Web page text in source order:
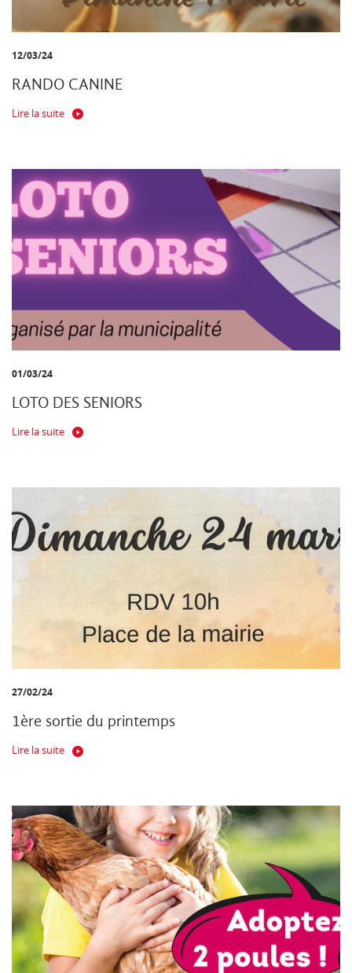
12/03/24
RANDO CANINE
Lire la suite
01/03/24
LOTO DES SENIORS
Lire la suite
27/02/24
1ère sortie du printemps
Lire la suite